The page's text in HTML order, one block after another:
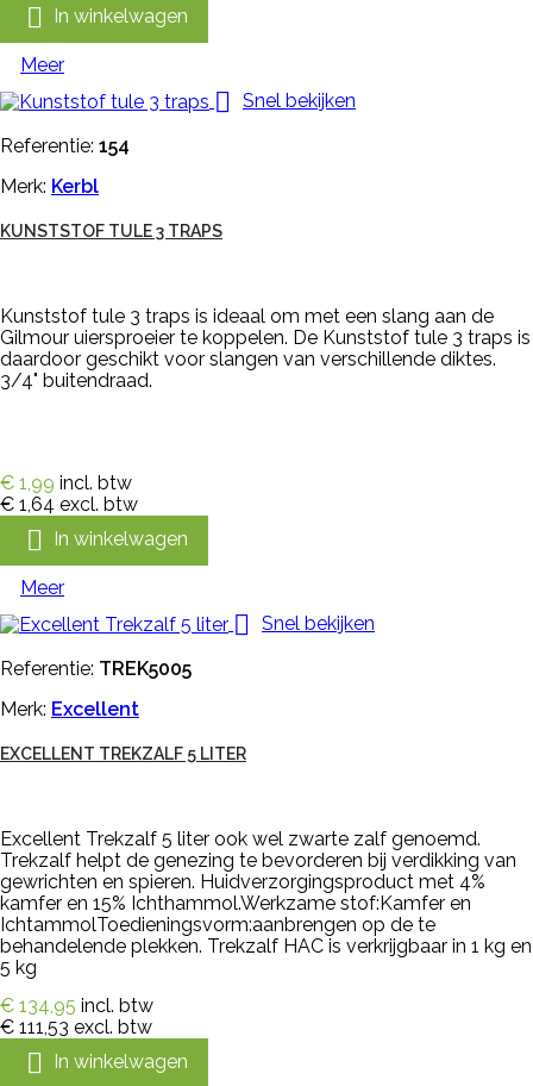
 In winkelwagen
Meer
 Snel bekijken
Referentie: 154
Merk: Kerbl
KUNSTSTOF TULE 3 TRAPS
Kunststof tule 3 traps is ideaal om met een slang aan de
Gilmour uiersproeier te koppelen. De Kunststof tule 3 traps is
daardoor geschikt voor slangen van verschillende diktes.
3/4" buitendraad.
€ 1,99 incl. btw
€ 1,64 excl. btw
 In winkelwagen
Meer
 Snel bekijken
Referentie: TREK5005
Merk: Excellent
EXCELLENT TREKZALF 5 LITER
Excellent Trekzalf 5 liter ook wel zwarte zalf genoemd.
Trekzalf helpt de genezing te bevorderen bij verdikking van
gewrichten en spieren. Huidverzorgingsproduct met 4%
kamfer en 15% Ichthammol.Werkzame stof:Kamfer en
IchtammolToedieningsvorm:aanbrengen op de te
behandelende plekken. Trekzalf HAC is verkrijgbaar in 1 kg en
5 kg
€ 134,95 incl. btw
€ 111,53 excl. btw
 In winkelwagen